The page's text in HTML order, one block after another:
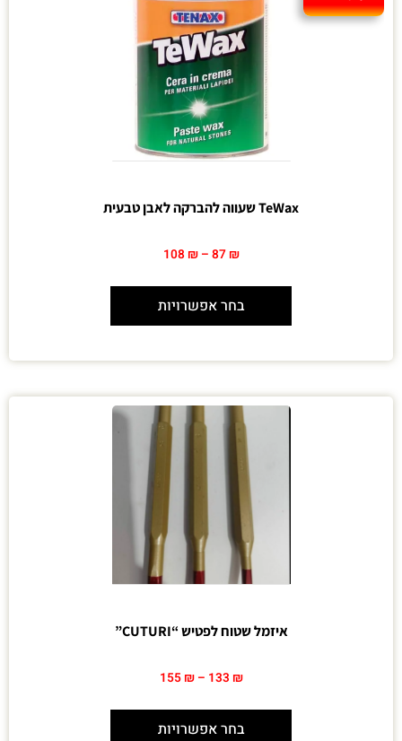
TeWax שעווה להברקה לאבן טבעית
87 ₪
–
108 ₪
בחר אפשרויות
איזמל שטוח לפטיש “CUTURI”
133 ₪
–
155 ₪
בחר אפשרויות